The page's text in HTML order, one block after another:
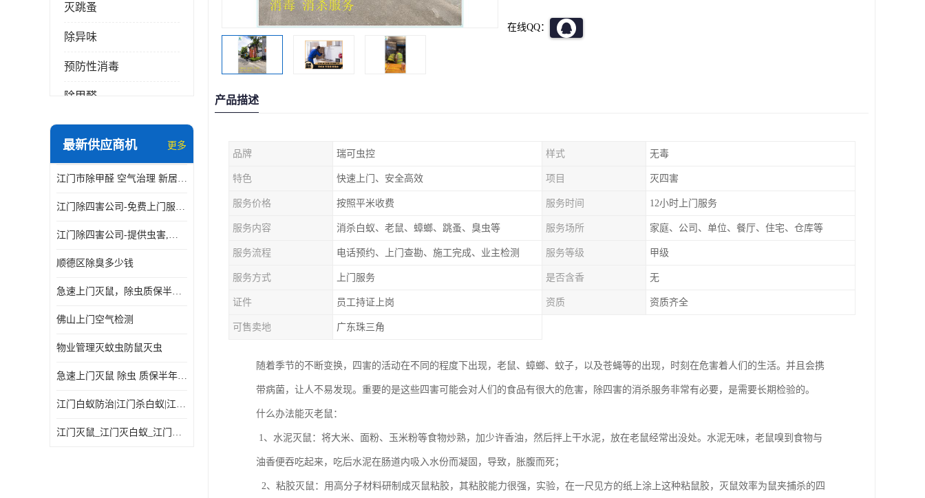
灭跳蚤
除异味
预防性消毒
除甲醛
最新供应商机 更多
江门市除甲醛 空气治理 新居除异味 除苯 装修后异味清除
江门除四害公司-免费上门服务-随叫随到
江门除四害公司-提供虫害,病毒等全面消杀服务
顺德区除臭多少钱
急速上门灭鼠，除虫质保半年，白蚁、跳蚤、臭虫、蟑螂、德国小镰
佛山上门空气检测
物业管理灭蚊虫防鼠灭虫
急速上门灭鼠 除虫 质保半年 白蚁 跳蚤 臭虫 蟑螂 德国小镰
江门白蚁防治|江门杀白蚁|江门杀虫灭鼠|江门灭白蚁|
江门灭鼠_江门灭白蚁_江门灭蟑螂
在线QQ：
产品描述
品牌 瑞可虫控 样式 无毒
特色 快速上门、安全高效 项目 灭四害
服务价格 按照平米收费 服务时间 12小时上门服务
服务内容 消杀白蚁、老鼠、蟑螂、跳蚤、臭虫等 服务场所 家庭、公司、单位、餐厅、住宅、仓库等
服务流程 电话预约、上门查勘、施工完成、业主检测 服务等级 甲级
服务方式 上门服务 是否含香 无
证件 员工持证上岗 资质 资质齐全
可售卖地 广东珠三角
随着季节的不断变换，四害的活动在不同的程度下出现，老鼠、蟑螂、蚊子，以及苍蝇等的出现，时刻在危害着人们的生活。并且会携
带病菌，让人不易发现。重要的是这些四害可能会对人们的食品有很大的危害，除四害的消杀服务非常有必要，是需要长期检验的。
什么办法能灭老鼠：
1、水泥灭鼠：将大米、面粉、玉米粉等食物炒熟，加少许香油，然后拌上干水泥，放在老鼠经常出没处。水泥无味，老鼠嗅到食物与
油香便吞吃起来，吃后水泥在肠道内吸入水份而凝固，导致，胀腹而死；
2、粘胶灭鼠：用高分子材料研制成灭鼠粘胶，其粘胶能力很强，实验，在一尺见方的纸上涂上这种粘鼠胶，灭鼠效率为鼠夹捕杀的四